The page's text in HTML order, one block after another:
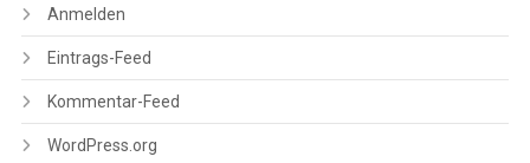
Anmelden
Eintrags-Feed
Kommentar-Feed
WordPress.org